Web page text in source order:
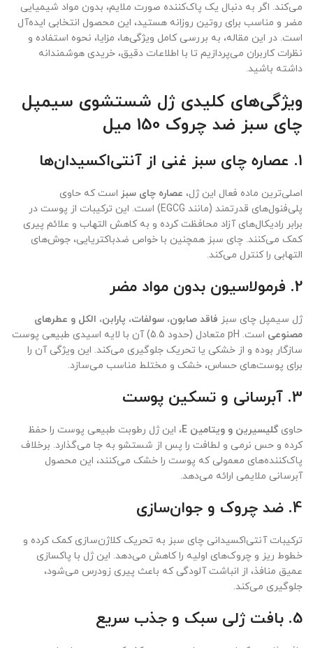
می‌کند. اگر به دنبال یک پاک‌کننده صورت ملایم، بدون مواد شیمیایی
مضر و مناسب برای روتین روزانه هستید، این محصول انتخابی ایده‌آل
است. در این مقاله، به بررسی کامل ویژگی‌ها، مزایا، نحوه استفاده و
نظرات کاربران می‌پردازیم تا با اطلاعات دقیق، خریدی هوشمندانه
داشته باشید.
ویژگی‌های کلیدی ژل شستشوی سیمپل
چای سبز ضد چروک 150 میل
1. عصاره چای سبز غنی از آنتی‌اکسیدان‌ها
اصلی‌ترین ماده فعال این ژل، عصاره چای سبز است که حاوی
پلی‌فنول‌های قدرتمند (مانند EGCG) است. این ترکیبات از پوست در
برابر رادیکال‌های آزاد محافظت کرده و به کاهش التهاب و علائم پیری
کمک می‌کنند. چای سبز همچنین با خواص ضدباکتریایی، جوش‌های
التهابی را کنترل می‌کند.
2. فرمولاسیون بدون مواد مضر
ژل سیمپل چای سبز فاقد صابون، سولفات، پارابن، الکل و عطرهای
مصنوعی
است. pH متعادل (حدود 5.5) آن با لایه اسیدی طبیعی پوست
سازگار بوده و از خشکی یا تحریک جلوگیری می‌کند. این ویژگی آن را
برای پوست‌های حساس، خشک و مختلط مناسب می‌سازد.
3. آبرسانی و تسکین پوست
حاویگلیسیرین و ویتامین E
، این ژل رطوبت طبیعی پوست را حفظ
کرده و حس نرمی و لطافت را پس از شستشو به جا می‌گذارد. برخلاف
پاک‌کننده‌های معمولی که پوست را خشک می‌کنند، این محصول
آبرسانی ملایمی ارائه می‌دهد.
4. ضد چروک و جوان‌سازی
ترکیبات آنتی‌اکسیدانی چای سبز به تحریک کلاژن‌سازی کمک کرده و
خطوط ریز و چروک‌های اولیه را کاهش می‌دهد. این ژل با پاکسازی
عمیق منافذ، از انباشت آلودگی که باعث پیری زودرس می‌شود،
جلوگیری می‌کند.
5. بافت ژلی سبک و جذب سریع